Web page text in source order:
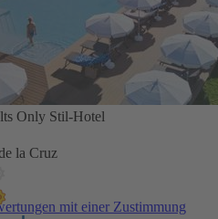
Only Stil-Hotel
la Cruz
mit einer Zustimmung